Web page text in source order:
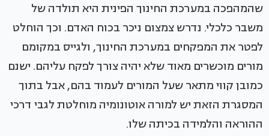
שהמהפכה במערכת החינוך הפינית היא תולדה של
משבר כלכלי. נדרש צמצום ניכר בכוח האדם. וכך הוחלט
לפטר את המפקחים במערכת החינוך, ולגייס במקומם
מורים מוכשרים מאוד שלא יהיה צורך לפקח עליהם. ישנם
כמובן קווי מתאר שעל המורים לעמוד בהם, אבל בתוך
המסגרת הזאת יש למורה אוטונומיה מוחלטת לגבי דרכי
ההוראה והלמידה בכיתה שלו.